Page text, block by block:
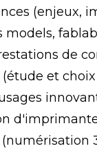
(enjeux,
models,
de
et choix